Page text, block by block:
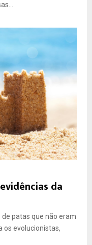
da
patas que não eram
os evolucionistas,